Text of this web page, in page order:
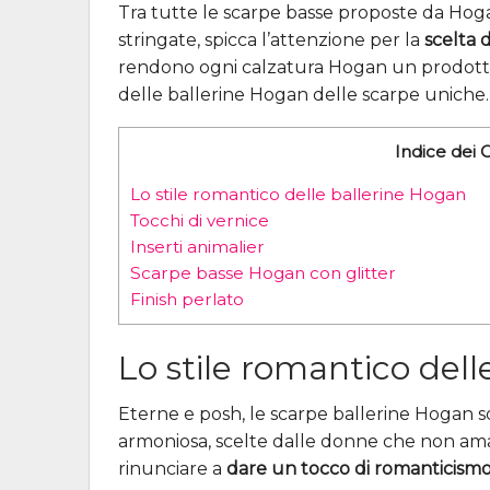
Tra tutte le scarpe basse proposte da
stringate, spicca l’attenzione per la scelta
rendono ogni calzatura Hogan un
delle ballerine Hogan delle scarpe uniche.
Indice dei
Lo stile romantico delle ballerine Hogan
Tocchi di vernice
Inserti animalier
Scarpe basse Hogan con glitter
Finish perlato
Lo stile romantico
Eterne e posh, le scarpe ballerine Hogan
armoniosa, scelte dalle donne che non
rinunciare a dare un tocco di